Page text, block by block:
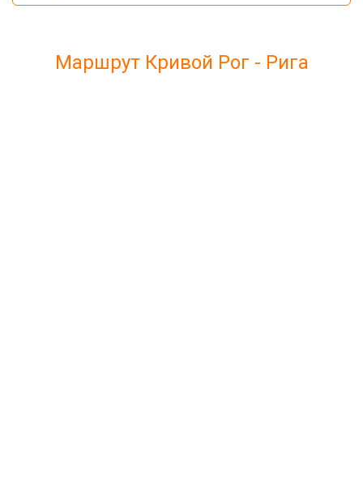
Маршрут Кривой Рог - Рига